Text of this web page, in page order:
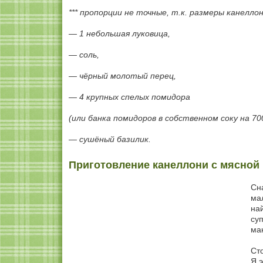
*** пропорции не точные, т.к. размеры
— 1 небольшая луковица,
— соль,
— чёрный молотый перец,
— 4 крупных спелых помидора
(или банка помидоров в собственном соку на
— сушёный базилик.
Приготовление канеллони с мясной